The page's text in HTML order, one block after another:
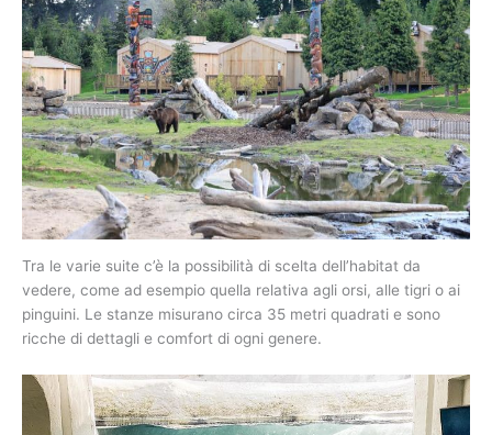
Tra le varie suite c’è la possibilità di scelta dell’habitat da
vedere, come ad esempio quella relativa agli orsi, alle tigri o ai
pinguini. Le stanze misurano circa 35 metri quadrati e sono
ricche di dettagli e comfort di ogni genere.